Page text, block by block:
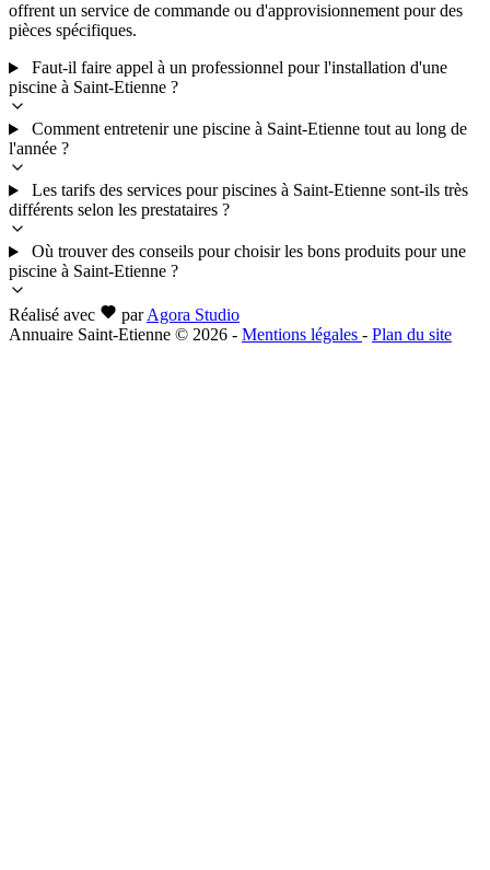
offrent un service de commande ou d'approvisionnement pour des
pièces spécifiques.
Faut-il faire appel à un professionnel pour l'installation d'une
piscine à Saint-Etienne ?
Comment entretenir une piscine à Saint-Etienne tout au long de
l'année ?
Les tarifs des services pour piscines à Saint-Etienne sont-ils très
différents selon les prestataires ?
Où trouver des conseils pour choisir les bons produits pour une
piscine à Saint-Etienne ?
Réalisé avec parAgora Studio
Annuaire Saint-Etienne © 2026 - Mentions légales - Plan du site